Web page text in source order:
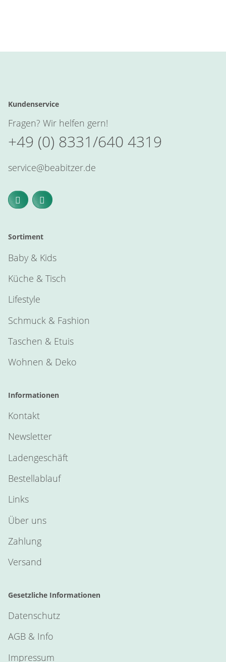
Kundenservice
Fragen? Wir helfen gern!
+49 (0) 8331/640 4319
service@beabitzer.de
Sortiment
Baby & Kids
Küche & Tisch
Lifestyle
Schmuck & Fashion
Taschen & Etuis
Wohnen & Deko
Informationen
Kontakt
Newsletter
Ladengeschäft
Bestellablauf
Links
Über uns
Zahlung
Versand
Gesetzliche Informationen
Datenschutz
AGB & Info
Impressum